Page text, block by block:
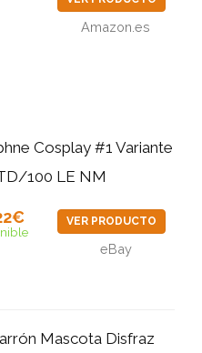
Amazon.es
Cosplay #1 Variante
100 LE NM
VER PRODUCTO
eBay
Mascota Disfraz